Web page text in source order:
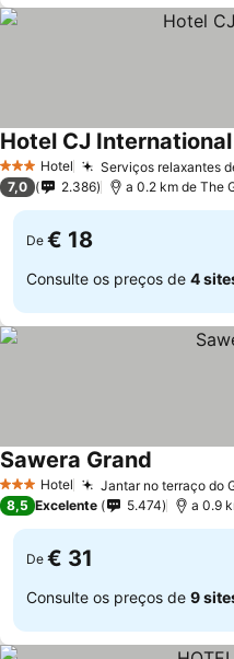
3 EstrelasHotel Serviços relaxantes
Hotel CJ International
7,0 2.386 a 0.2 km de The
De € 18
Consulte os preços de 4
3 EstrelasHotel Jantar no terraço do
Sawera Grand
8,5 Excelente 5.474 a 0.9
De € 31
Consulte os preços de 9